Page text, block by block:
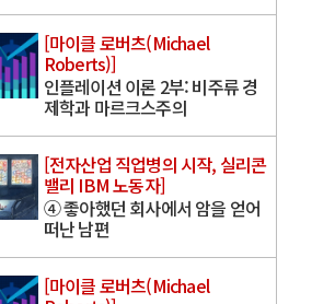
[마이클 로버츠(Michael
Roberts)]
인플레이션 이론 2부: 비주류 경
제학과 마르크스주의
[전자산업 직업병의 시작, 실리콘
밸리 IBM 노동자]
④ 좋아했던 회사에서 암을 얻어
떠난 남편
[마이클 로버츠(Michael